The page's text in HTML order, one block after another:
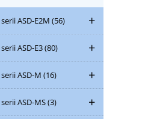
ASD-E2M (56)
ASD-E3(80)
ASD-M (16)
ASD-MS(3)